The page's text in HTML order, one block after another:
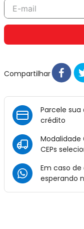
Compartilhar
Parcele
crédito
Modalidade
CEPs
Em caso
esperando